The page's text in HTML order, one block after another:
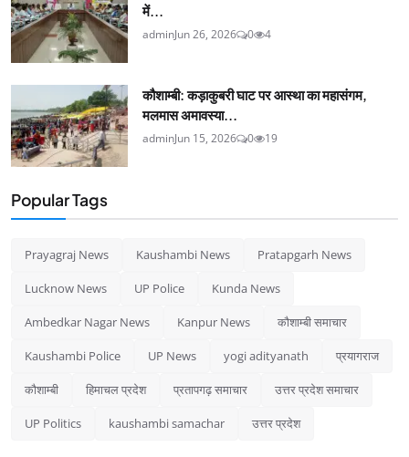
में...
adminJun 26, 2026 0 4
कौशाम्बी: कड़ाकुबरी घाट पर आस्था का महासंगम,
मलमास अमावस्या...
adminJun 15, 2026 0 19
Popular Tags
Prayagraj News Kaushambi News Pratapgarh News
Lucknow News UP Police Kunda News
Ambedkar Nagar News Kanpur News कौशाम्बी समाचार
Kaushambi Police UP News yogi adityanath प्रयागराज
कौशाम्बी हिमाचल प्रदेश प्रतापगढ़ समाचार उत्तर प्रदेश समाचार
UP Politics kaushambi samachar उत्तर प्रदेश